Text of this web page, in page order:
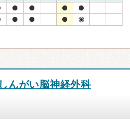
んがい脳神経外科